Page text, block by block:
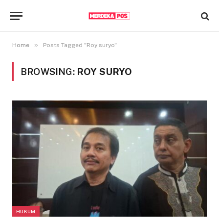
Home » Posts Tagged "Roy suryo"
BROWSING: ROY SURYO
HUKUM